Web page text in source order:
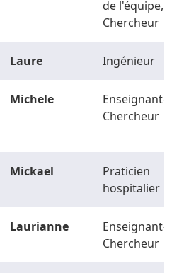
de l'équipe,
Chercheur
Laure Ingénieur
Michele
Enseignant-
Chercheur
Mickael
Praticien
hospitalier
Laurianne
Enseignant-
Chercheur